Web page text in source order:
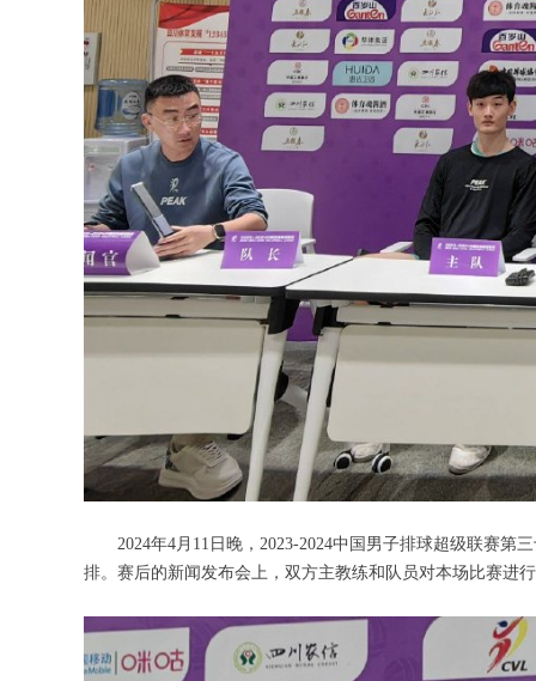
2024年4月11日晚，2023-2024中国男子排球超级联赛第
排。赛后的新闻发布会上，双方主教练和队员对本场比赛进